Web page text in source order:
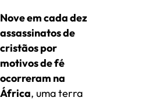
Nove em cada dez
assassinatos de
cristãos por
motivos de fé
ocorreram na
África, uma terra